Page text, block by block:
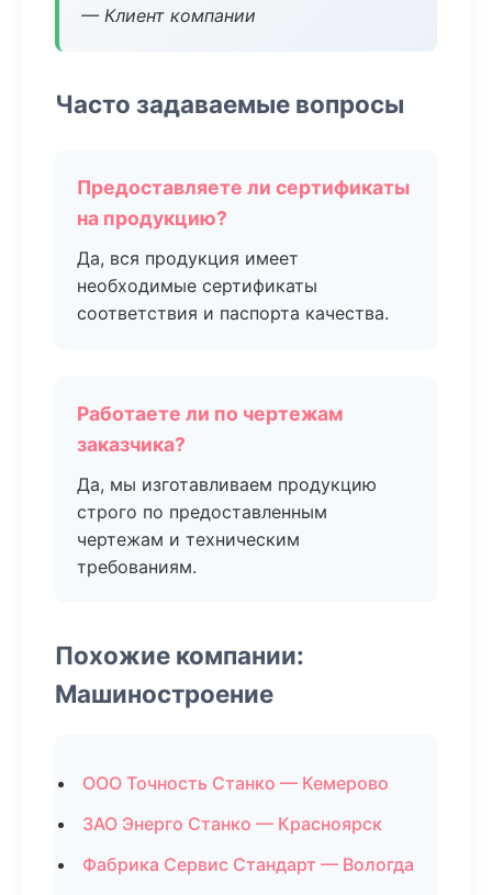
— Клиент компании
Часто задаваемые вопросы
Предоставляете ли сертификаты
на продукцию?
Да, вся продукция имеет
необходимые сертификаты
соответствия и паспорта качества.
Работаете ли по чертежам
заказчика?
Да, мы изготавливаем продукцию
строго по предоставленным
чертежам и техническим
требованиям.
Похожие компании:
Машиностроение
ООО Точность Станко — Кемерово
ЗАО Энерго Станко — Красноярск
Фабрика Сервис Стандарт — Вологда